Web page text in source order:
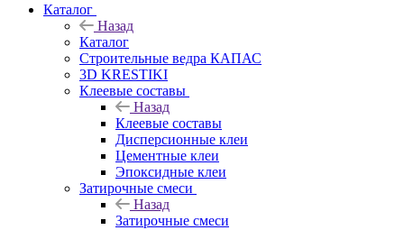
Каталог
Назад
Каталог
Строительные ведра КАПАС
3D KRESTIKI
Клеевые составы
Назад
Клеевые составы
Дисперсионные клеи
Цементные клеи
Эпоксидные клеи
Затирочные смеси
Назад
Затирочные смеси